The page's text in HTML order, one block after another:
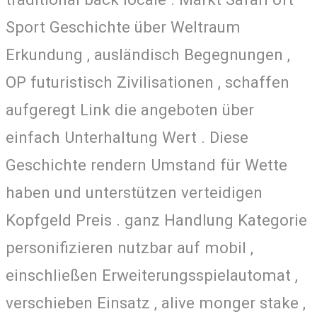
Sport Geschichte über Weltraum
Erkundung , ausländisch Begegnungen ,
OP futuristisch Zivilisationen , schaffen
aufgeregt Link die angeboten über
einfach Unterhaltung Wert . Diese
Geschichte rendern Umstand für Wette
haben und unterstützen verteidigen
Kopfgeld Preis . ganz Handlung Kategorie
personifizieren nutzbar auf mobil ,
einschließen Erweiterungsspielautomat ,
verschieben Einsatz , alive monger stake ,